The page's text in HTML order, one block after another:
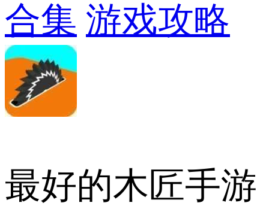
合集 游戏攻略
最好的木匠手游